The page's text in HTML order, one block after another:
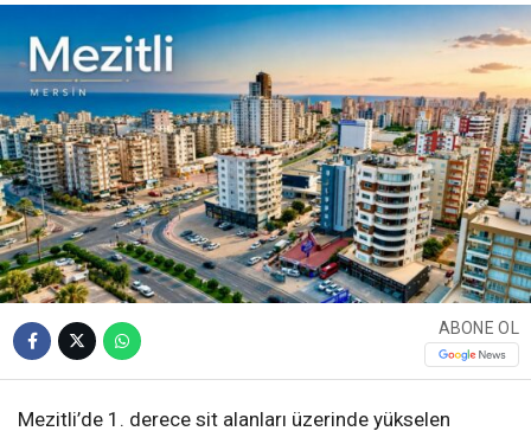
ABONE OL
Mezitli’de 1. derece sit alanları üzerinde yükselen